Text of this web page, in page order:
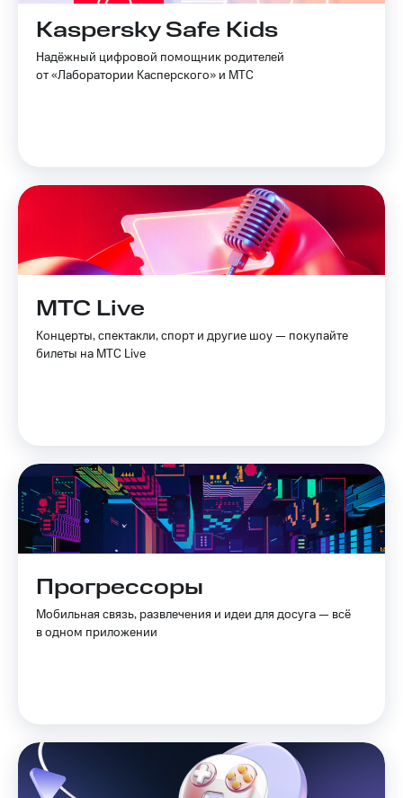
Kaspersky Safe Kids
Надёжный цифровой помощник родителей
от «Лаборатории Касперского» и МТС
МТС Live
Концерты, спектакли, спорт и другие шоу — покупайте
билеты на МТС Live
Прогрессоры
Мобильная связь, развлечения и идеи для досуга — всё
в одном приложении